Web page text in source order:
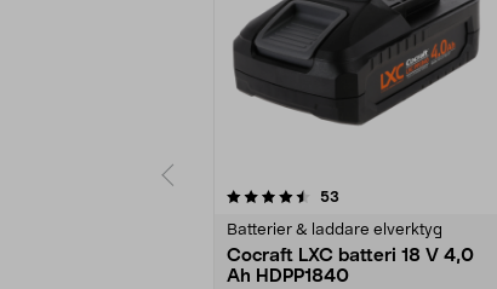
53
Batterier & laddare elverktyg
Cocraft LXC batteri 18 V 4,0
Ah HDPP1840
4.5 av 5 stjärnor